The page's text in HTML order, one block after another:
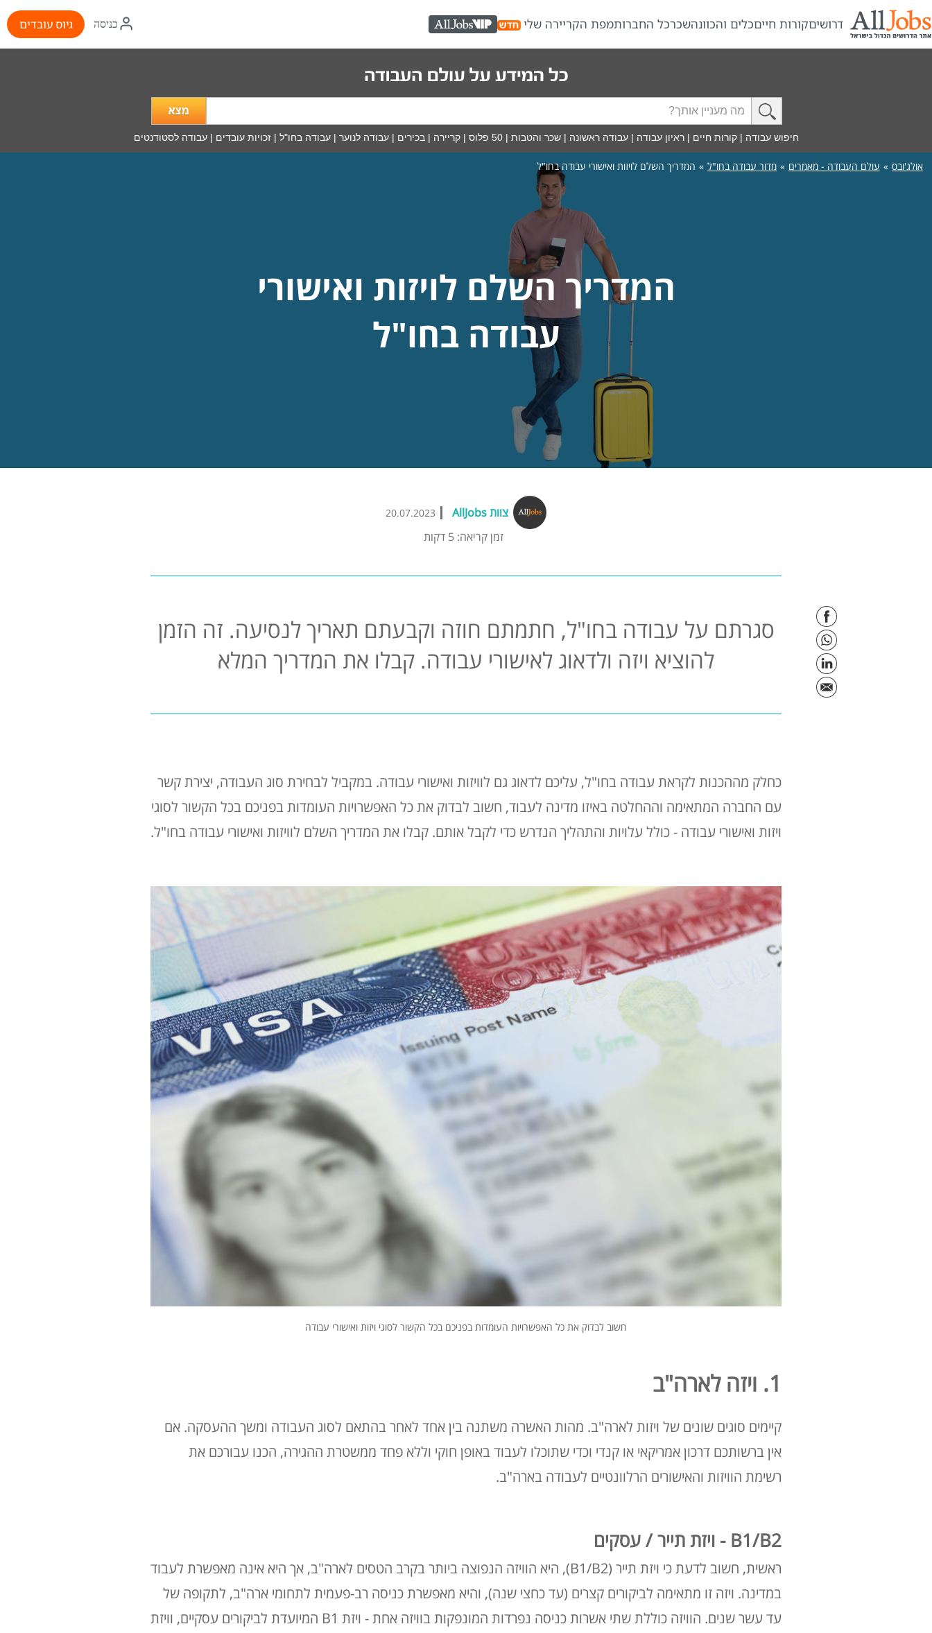
דרושיםקורות חייםכלים והכוונהשכרכל החברותמפת הקריירה שלי AllJobs VIP
איקון
התחברות
כניסה גיוס עובדים
אותך?
חיפוש עבודה |קורות חיים |ראיון עבודה |עבודה ראשונה |שכר והטבות |50 פלוס |קריירה |בכירים |עבודה לנוער |עבודה בחו"ל |זכויות עובדים |עבודה לסטודנטים
אולג'ובס » עולם העבודה - מאמרים » מדור עבודה בחו"ל » המדריך השלם לויזות ואישורי עבודה בחו"ל
המדריך השלם לויזות ואישורי
עבודה בחו"ל
צוות AllJobs 20.07.2023
זמן קריאה: 5 דקות
סגרתם על עבודה בחו"ל, חתמתם חוזה וקבעתם תאריך לנסיעה. זה הזמן
להוציא ויזה ולדאוג לאישורי עבודה. קבלו את המדריך המלא
כחלק מההכנות לקראת עבודה בחו"ל, עליכם לדאוג גם לוויזות ואישורי עבודה. במקביל לבחירת סוג העבודה, יצירת קשר
עם החברה המתאימה וההחלטה באיזו מדינה לעבוד, חשוב לבדוק את כל האפשרויות העומדות בפניכם בכל הקשור לסוגי
ויזות ואישורי עבודה - כולל עלויות והתהליך הנדרש כדי לקבל אותם. קבלו את המדריך השלם לוויזות ואישורי עבודה בחו"ל.
חשוב לבדוק את כל האפשרויות העומדות בפניכם בכל הקשור לסוגי ויזות ואישורי עבודה
1. ויזה לארה"ב
קיימים סוגים שונים של ויזות לארה"ב. מהות האשרה משתנה בין אחד לאחר בהתאם לסוג העבודה ומשך ההעסקה. אם
אין ברשותכם דרכון אמריקאי או קנדי וכדי שתוכלו לעבוד באופן חוקי וללא פחד ממשטרת ההגירה, הכנו עבורכם את
רשימת הוויזות והאישורים הרלוונטיים לעבודה בארה"ב.
B1/B2 - ויזת תייר / עסקים
ראשית, חשוב לדעת כי ויזת תייר (B1/B2), היא הוויזה הנפוצה ביותר בקרב הטסים לארה"ב, אך היא אינה מאפשרת לעבוד
במדינה. ויזה זו מתאימה לביקורים קצרים (עד כחצי שנה), והיא מאפשרת כניסה רב-פעמית לתחומי ארה"ב, לתקופה של
עד עשר שנים. הוויזה כוללת שתי אשרות כניסה נפרדות המונפקות בוויזה אחת - ויזת B1 המיועדת לביקורים עסקיים, וויזת